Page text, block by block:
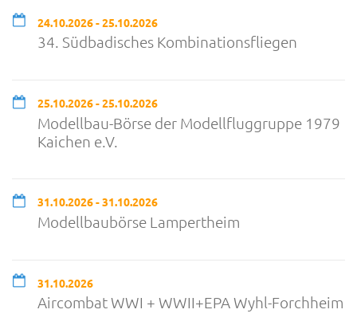
24.10.2026 - 25.10.2026
34. Südbadisches Kombinationsfliegen
25.10.2026 - 25.10.2026
Modellbau-Börse der Modellfluggruppe 1979
Kaichen e.V.
31.10.2026 - 31.10.2026
Modellbaubörse Lampertheim
31.10.2026
Aircombat WWI + WWII+EPA Wyhl-Forchheim